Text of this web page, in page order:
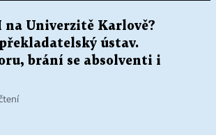
na Univerzitě Karlově?
ústav.
brání se absolventi i